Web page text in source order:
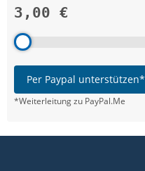
3,00 €
Per Paypal unterstützen*
*Weiterleitung zu PayPal.Me